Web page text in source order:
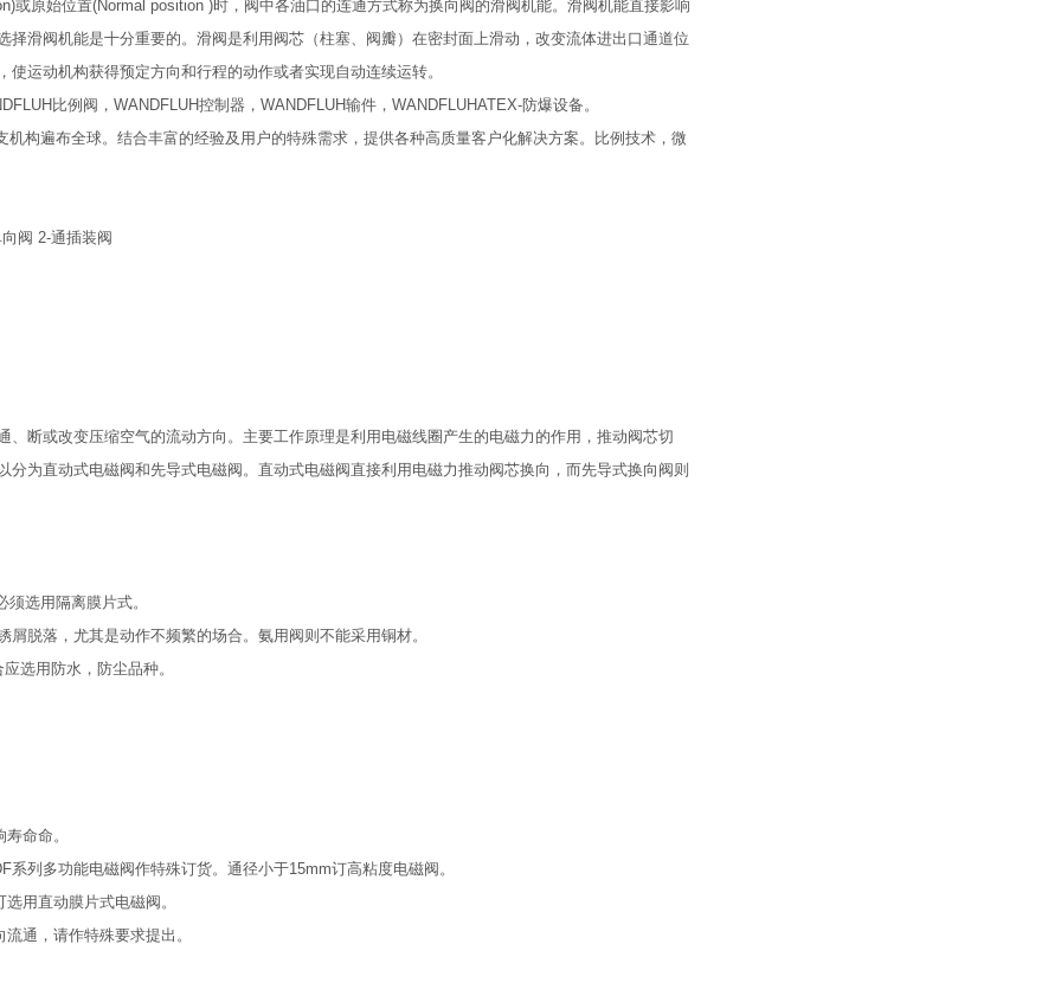
或原始位置(Normal position )时，阀中各油口的连通方式称为换向阀的滑阀机能。滑阀机能直接影响
滑阀机能是十分重要的。滑阀是利用阀芯（柱塞、阀瓣）在密封面上滑动，改变流体进出口通道位
运动机构获得预定方向和行程的动作或者实现自动连续运转。
比例阀，WANDFLUH控制器，WANDFLUH输件，WANDFLUHATEX-防爆设备。
构遍布全球。结合丰富的经验及用户的特殊需求，提供各种高质量客户化解决方案。比例技术，微
阀 2-通插装阀
断或改变压缩空气的流动方向。主要工作原理是利用电磁线圈产生的电磁力的作用，推动阀芯切
为直动式电磁阀和先导式电磁阀。直动式电磁阀直接利用电磁力推动阀芯换向，而先导式换向阀则
须选用隔离膜片式。
脱落，尤其是动作不频繁的场合。氨用阀则不能采用铜材。
选用防水，防尘品种。
命命。
列多功能电磁阀作特殊订货。通径小于15mm订高粘度电磁阀。
用直动膜片式电磁阀。
通，请作特殊要求提出。